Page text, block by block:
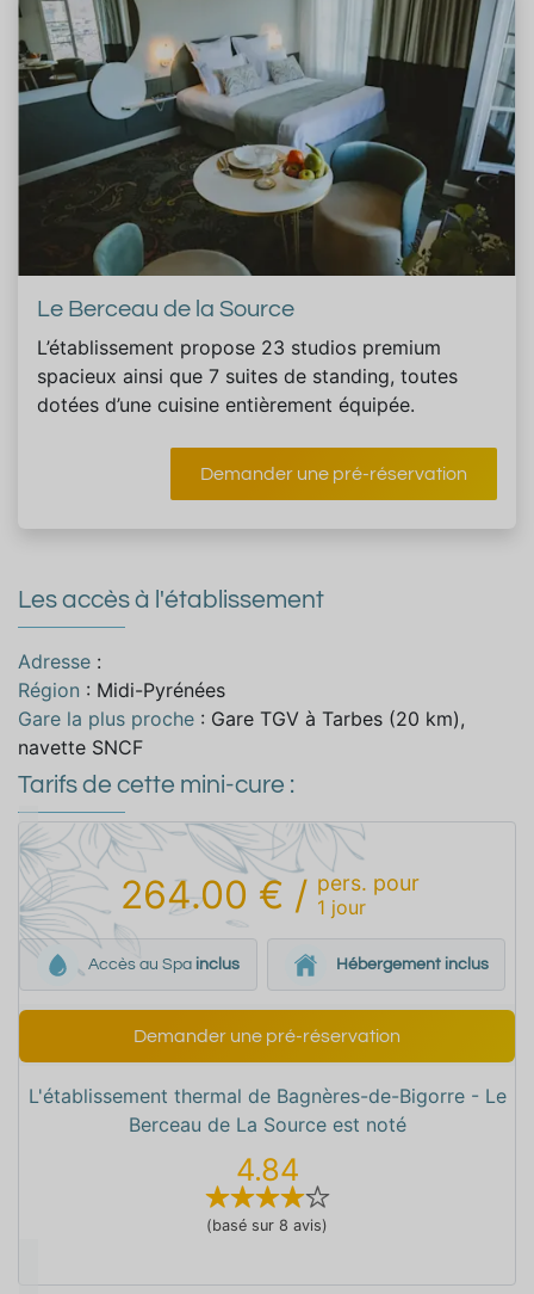
Le Berceau de la Source
L’établissement propose 23 studios premium
spacieux ainsi que 7 suites de standing, toutes
dotées d’une cuisine entièrement équipée.
Demander une pré-réservation
Les accès à l'établissement
Adresse :
Région : Midi-Pyrénées
Gare la plus proche : Gare TGV à Tarbes (20 km),
navette SNCF
Tarifs de cette mini-cure :
264.00 € / pers. pour
1 jour
Accès au Spa inclus Hébergement inclus
Demander une pré-réservation
L'établissement thermal de Bagnères-de-Bigorre - Le
Berceau de La Source est noté
4.84
(basé sur 8 avis)